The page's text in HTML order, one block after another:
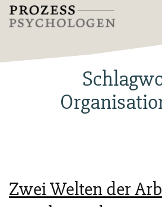
Zum
Inhalt
Prozesspsychologen
Zwei Welten der